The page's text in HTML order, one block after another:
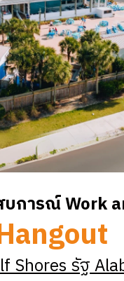
บการณ์ Work
Shoresรัฐ